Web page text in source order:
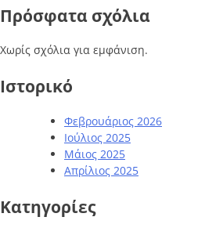
Πρόσφατα σχόλια
Χωρίς σχόλια για εμφάνιση.
Ιστορικό
Φεβρουάριος 2026
Ιούλιος 2025
Μάιος 2025
Απρίλιος 2025
Kατηγορίες